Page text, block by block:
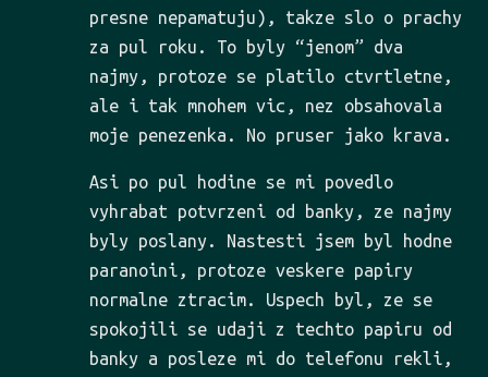
presne nepamatuju), takze slo o prachy
za pul roku. To byly “jenom” dva
najmy, protoze se platilo ctvrtletne,
ale i tak mnohem vic, nez obsahovala
moje penezenka. No pruser jako krava.
Asi po pul hodine se mi povedlo
vyhrabat potvrzeni od banky, ze najmy
byly poslany. Nastesti jsem byl hodne
paranoini, protoze veskere papiry
normalne ztracim. Uspech byl, ze se
spokojili se udaji z techto papiru od
banky a posleze mi do telefonu rekli,